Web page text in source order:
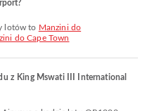
lotów to Manzini do
do Cape Town
z King Mswati III International